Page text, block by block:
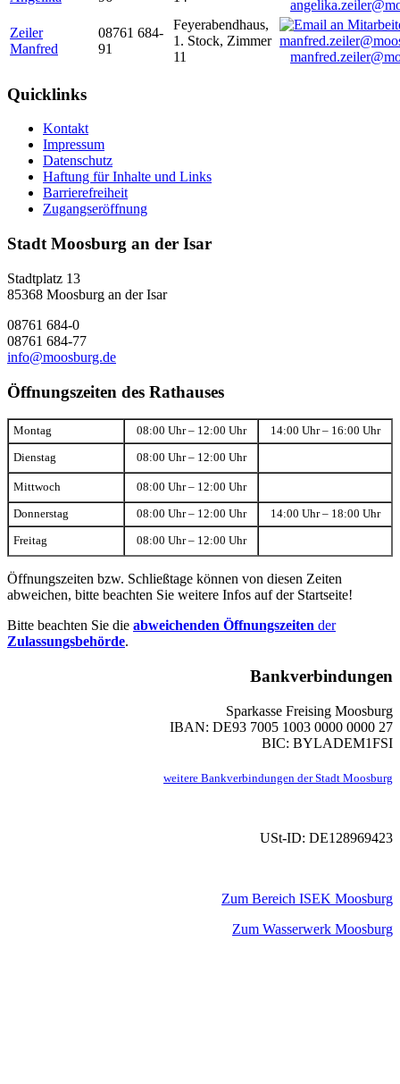
Zeiler
Manfred
08761 684-
91
Feyerabendhaus,
1. Stock, Zimmer
11
Quicklinks
Kontakt
Impressum
Datenschutz
Haftung für Inhalte und Links
Barrierefreiheit
Zugangseröffnung
Stadt Moosburg an der Isar
Stadtplatz 13
85368 Moosburg an der Isar
08761 684-0
08761 684-77
info@moosburg.de
Öffnungszeiten des Rathauses
Montag 08:00 Uhr – 12:00 Uhr 14:00 Uhr – 16:00 Uhr
Dienstag 08:00 Uhr – 12:00 Uhr
Mittwoch 08:00 Uhr – 12:00 Uhr
Donnerstag 08:00 Uhr – 12:00 Uhr 14:00 Uhr – 18:00 Uhr
Freitag 08:00 Uhr – 12:00 Uhr
Öffnungszeiten bzw. Schließtage können von diesen Zeiten
abweichen, bitte beachten Sie weitere Infos auf der Startseite!
Bitte beachten Sie die abweichenden Öffnungszeiten der
Zulassungsbehörde.
Bankverbindungen
Sparkasse Freising Moosburg
IBAN: DE93 7005 1003 0000 0000 27
BIC: BYLADEM1FSI
weitere Bankverbindungen der Stadt Moosburg
USt-ID: DE128969423
Zum Bereich ISEK Moosburg
Zum Wasserwerk Moosburg